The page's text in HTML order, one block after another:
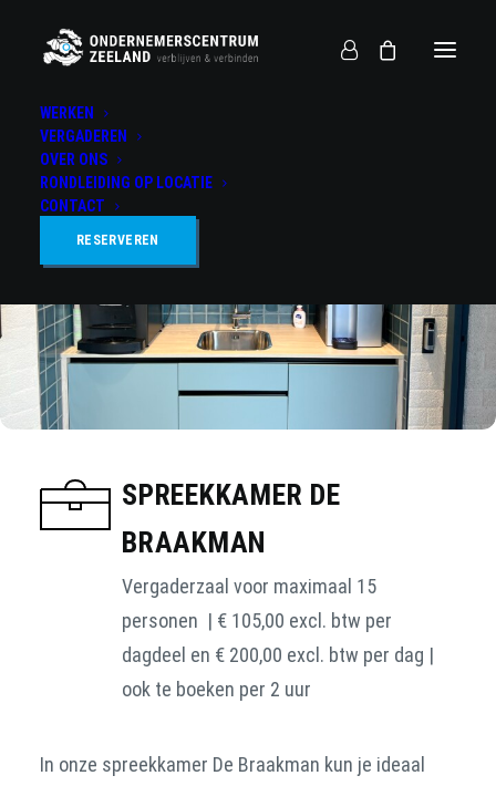
WERKEN
VERGADEREN
OVER ONS
RONDLEIDING OP LOCATIE
CONTACT
RESERVEREN
SPREEKKAMER DE
BRAAKMAN
Vergaderzaal voor maximaal 15
personen | € 105,00 excl. btw per
dagdeel en € 200,00 excl. btw per dag |
ook te boeken per 2 uur
In onze spreekkamer De Braakman kun je ideaal